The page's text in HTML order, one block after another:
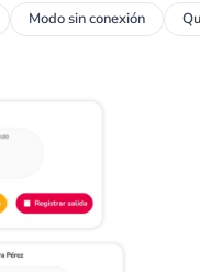
Modo sin conexión